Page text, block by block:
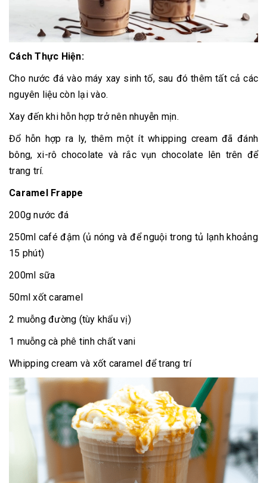
Cách Thực Hiện:
Cho nước đá vào máy xay sinh tố, sau đó thêm tất cả các
nguyên liệu còn lại vào.
Xay đến khi hỗn hợp trở nên nhuyễn mịn.
Đổ hỗn hợp ra ly, thêm một ít whipping cream đã đánh
bông, xi-rô chocolate và rắc vụn chocolate lên trên để
trang trí.
Caramel Frappe
200g nước đá
250ml café đậm (ủ nóng và để nguội trong tủ lạnh khoảng
15 phút)
200ml sữa
50ml xốt caramel
2 muỗng đường (tùy khẩu vị)
1 muỗng cà phê tinh chất vani
Whipping cream và xốt caramel để trang trí